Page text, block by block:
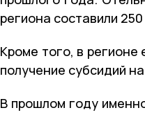
региона составили
Кроме того, в регионе
получение субсидий
В прошлом году